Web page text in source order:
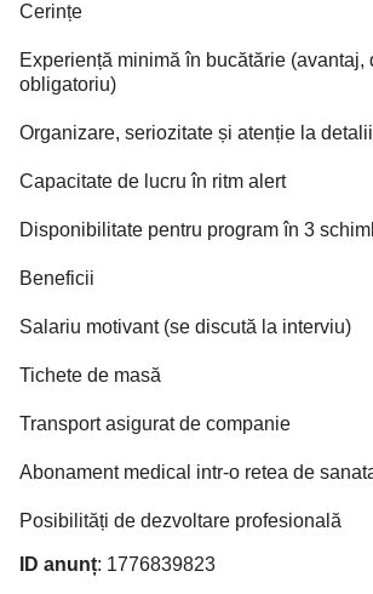
Cerințe
Experiență minimă în bucătărie (avantaj,
obligatoriu)
Organizare, seriozitate și atenție la detalii
Capacitate de lucru în ritm alert
Disponibilitate pentru program în 3
Beneficii
Salariu motivant (se discută la interviu)
Tichete de masă
Transport asigurat de companie
Abonament medical intr-o retea de
Posibilități de dezvoltare profesională
ID anunț: 1776839823